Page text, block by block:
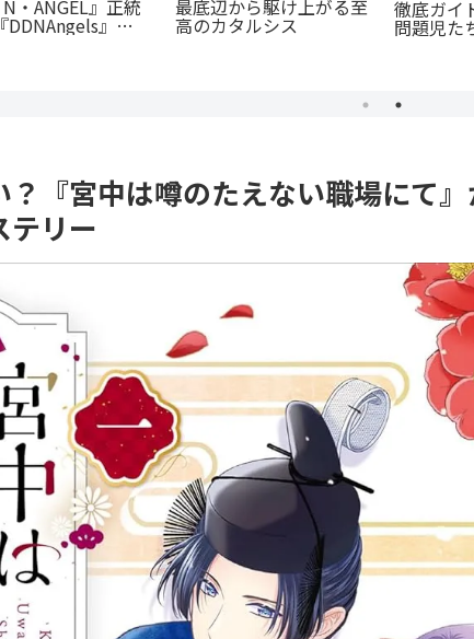
N・ANGEL』正統
DDNAngels』の
謎に迫る完全ガイ
最底辺から駆け上がる至
高のカタルシス
徹底ガイ
問題児た
コメが罪
『宮中は噂のたえない職場にて
テリー